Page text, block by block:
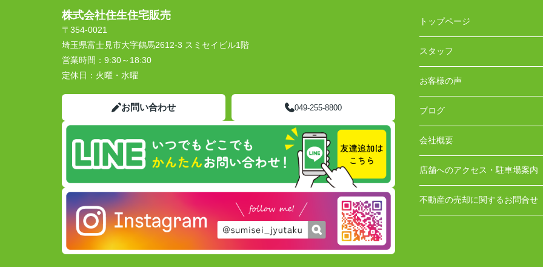
株式会社住生住宅販売
〒354-0021
埼玉県富士見市大字鶴馬2612-3 スミセイビル1階
営業時間： 9:30～18:30
定休日： 火曜・水曜
お問い合わせ 049-255-8800
トップページ
スタッフ
お客様の声
ブログ
会社概要
店舗へのアクセス・駐車場案内
不動産の売却に関するお問合せ